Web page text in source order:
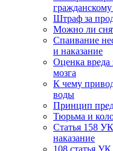
Штраф за
Можно ли
Спаивание
и наказание
Оценка вреда
мозга
К чему
воды
Принцип
Тюрьма и
Статья 158
наказание
108 статья